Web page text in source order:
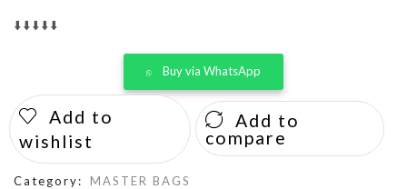
⬇️⬇️⬇️⬇️⬇️
Buy via WhatsApp
Add to
wishlist
Add to
compare
Category:
MASTER BAGS